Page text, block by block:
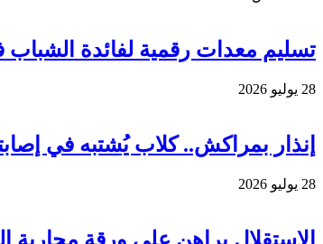
تسليم معدات رقمية لفائدة الشباب
28 يوليو 2026
إنذار بمراكش.. كلاب يُشتبه في
28 يوليو 2026
الاستقلال يراهن على ورقة محاربة